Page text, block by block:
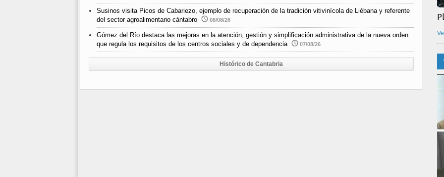
Susinos visita Picos de Cabariezo, ejemplo de recuperación de la tradición vitivinícola de Liébana y referente
del sector agroalimentario cántabro
08/08/26
Gómez del Río destaca las mejoras en la atención, gestión y simplificación administrativa de la nueva orden
que regula los requisitos de los centros sociales y de dependencia
07/08/26
Histórico de Cantabria